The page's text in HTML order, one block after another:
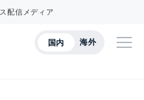
配信メディア
国内 海外